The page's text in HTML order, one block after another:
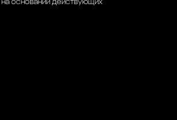
основании действующих